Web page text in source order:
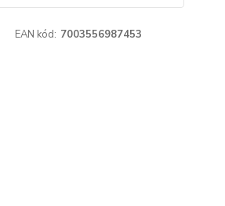
EAN kód: 7003556987453